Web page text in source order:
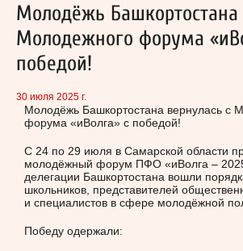
Молодёжь Башкортостана
Молодежного форума
победой!
30 июля 2025 г.
Молодёжь Башкортостана вернулась с
форума «иВолга» с победой!
С 24 по 29 июля в Самарской области
молодёжный форум ПФО «иВолга –
делегации Башкортостана вошли
школьников, представителей
и специалистов в сфере молодёжной
Победу одержали: